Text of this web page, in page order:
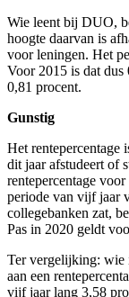
Wie leent bij DUO,
hoogte daarvan is
voor leningen. Het
Voor 2015 is dat dus
0,81 procent.
Gunstig
Het rentepercentage
dit jaar afstudeert of
rentepercentage
periode van vijf jaar
collegebanken zat,
Pas in 2020 geldt
Ter vergelijking: wie
aan een
vijf jaar lang 3,58